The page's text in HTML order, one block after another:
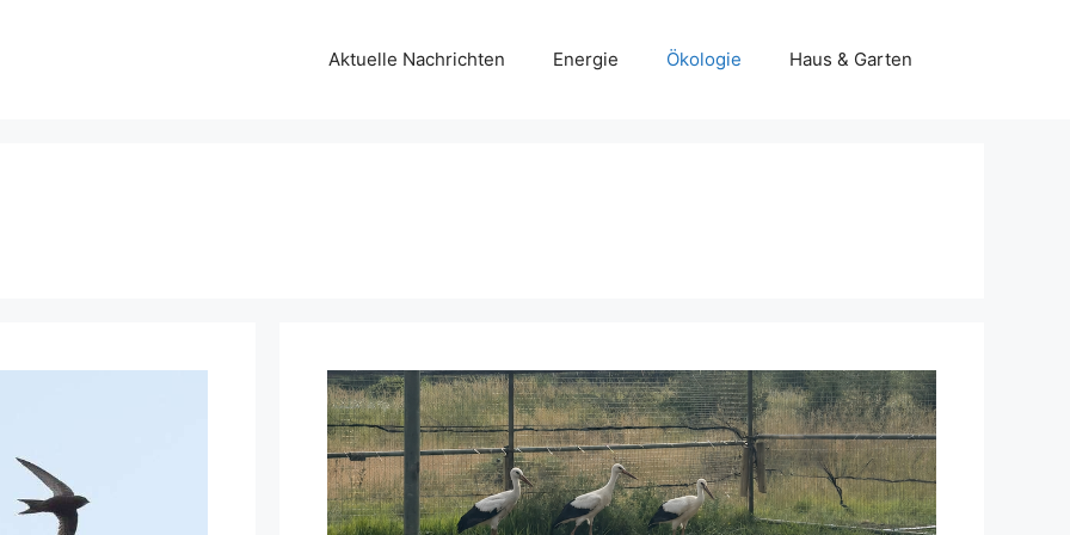
Aktuelle Nachrichten Energie Ökologie Haus & Garten